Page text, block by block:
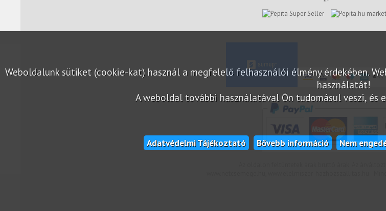
Weboldalunk sütiket (cookie-kat) használ a megfelelő felhasználói élmény érdekében.
használatát!
A weboldal további használatával Ön tudomásul veszi,
Adatvédelmi Tájékoztató Bővebb információ Nem